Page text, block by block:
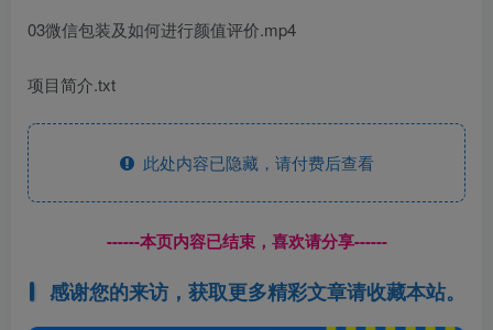
03微信包装及如何进行颜值评价.mp4
项目简介.txt
此处内容已隐藏，请付费后查看
------本页内容已结束，喜欢请分享------
感谢您的来访，获取更多精彩文章请收藏本站。